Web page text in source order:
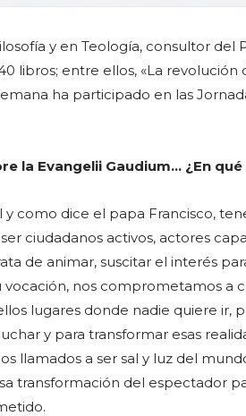
y en Teología, consultor del
libros; entre ellos, «La revolución
ha participado en las
la Evangelii Gaudium… ¿En
como dice el papa Francisco,
ciudadanos activos, actores
de animar, suscitar el interés
vocación, nos comprometamos a
lugares donde nadie quiere ir,
y para transformar esas
llamados a ser sal y luz del
transformación del espectador